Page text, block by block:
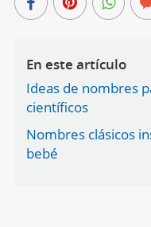
En este artículo
Ideas de nombres
científicos
Nombres clásicos
bebé